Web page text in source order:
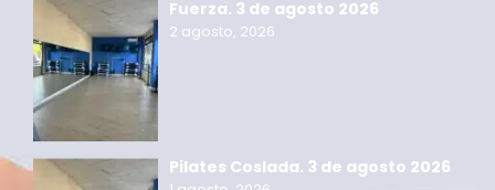
Fuerza. 3 de agosto 2026
2 agosto, 2026
Pilates Coslada. 3 de agosto 2026